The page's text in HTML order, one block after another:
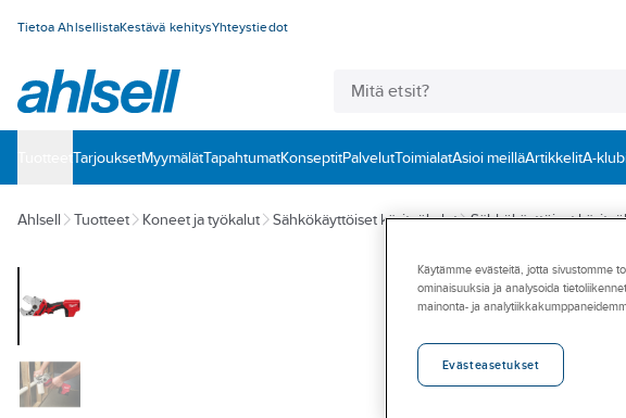
Tietoa AhlsellistaKestävä kehitysYhteystiedot
‎TarjouksetMyymälätTapahtumatKonseptitPalvelutToimialatAsioi meilläArtikkelitA-
Ahlsell Tuotteet Koneet ja työkalut Sähkökäyttöiset käsityökalut Sähkökäyttöiset
Käytämme evästeitä, jotta sivustomme
ominaisuuksia ja analysoida
mainonta- ja
Evästeasetukset